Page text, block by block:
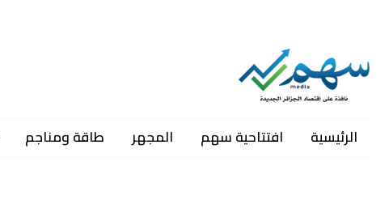
الرئيسية افتتاحية سهم المجهر طاقة ومناجم